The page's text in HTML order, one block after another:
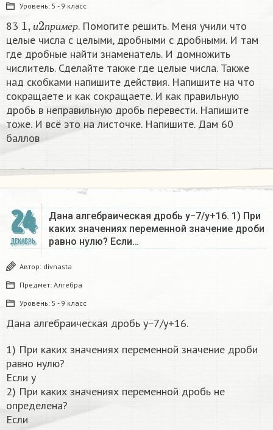
Уровень: 5 - 9 класс
83 и пр имер
1 2
. Помогите решить. Меня учили что
целые числа с целыми, дробными с дробными. И там
где дробные найти знаменатель. И домножить
числитель. Сделайте также где целые числа. Также
над скобками напишите действия. Напишите на что
сокращаете и как сокращаете. И как правильную
дробь в неправильную дробь перевести. Напишите
тоже. И всё это на листочке. Напишите. Дам 60
баллов
24
ДЕКАБРЬ
Дана алгебраическая дробь y−7/y+16. 1) При
каких значениях переменной значение дроби
равно нулю? Если…
Автор: divnasta
Предмет: Алгебра
Уровень: 5 - 9 класс
Дана алгебраическая дробь y−7/y+16.
1) При каких значениях переменной значение дроби
равно нулю?
Если y
2) При каких значениях переменной дробь не
определена?
Если